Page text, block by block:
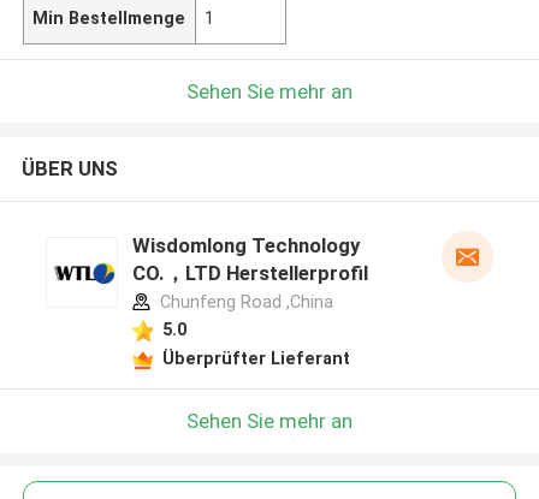
Min Bestellmenge 1
Sehen Sie mehr an
ÜBER UNS
Wisdomlong Technology
CO.，LTD Herstellerprofil
Chunfeng Road ,China
5.0
Überprüfter Lieferant
Sehen Sie mehr an